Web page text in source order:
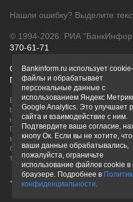
Нашли ошибку? Выделите
© 1994-2026. РИА
370-61-71
О проектеПолитика
Правовая информацияДля
Вся информация о продуктах
bankinform.ru, носит
не является публичной офертой,
ГК РФ. Информация не содержит
может быть изменена. Конечные
банков или при личном
товарные знаки принадлежит их
Bankinform.ru использует cookie-
файлы и обрабатывает
персональные данные с
использованием Яндекс
Google Analytics. Это улучшает
сайта и взаимодействие с ним.
Подтвердите ваше согласие,
кнопу Ок. Если вы не хотите,
ваши данные обрабатывались,
пожалуйста, ограничьте
использование файлов cookie в
браузере. Подробнее в
конфиденциальности.